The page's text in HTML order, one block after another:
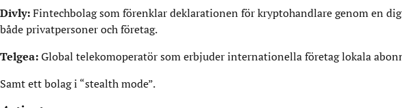
Divly:Fintechbolag som förenklar deklarationen för kryptohandlare genom en
både privatpersoner och företag.
Telgea:Global telekomoperatör som erbjuder internationella företag lokala
Samt ett bolag i “stealth mode”.